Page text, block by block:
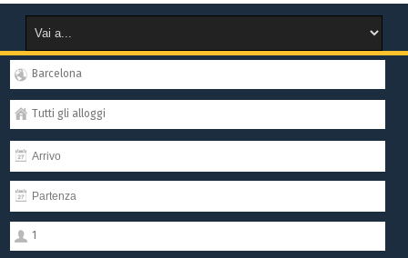
Barcelona
Tutti gli alloggi
1